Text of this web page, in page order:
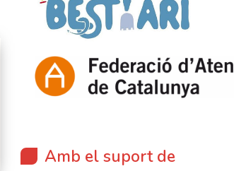
Amb el suport de